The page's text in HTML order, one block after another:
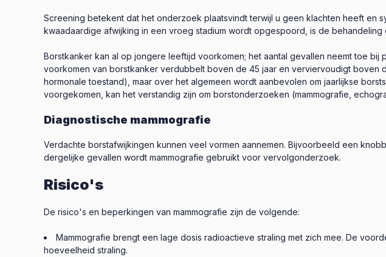
Screening betekent dat het onderzoek plaatsvindt terwijl u geen klachten heeft en
kwaadaardige afwijking in een vroeg stadium wordt opgespoord, is de
Borstkanker kan al op jongere leeftijd voorkomen; het aantal gevallen neemt toe
voorkomen van borstkanker verdubbelt boven de 45 jaar en verviervoudigt boven
hormonale toestand), maar over het algemeen wordt aanbevolen om jaarlijkse
voorgekomen, kan het verstandig zijn om borstonderzoeken (mammografie,
Diagnostische mammografie
Verdachte borstafwijkingen kunnen veel vormen aannemen. Bijvoorbeeld een
dergelijke gevallen wordt mammografie gebruikt voor vervolgonderzoek.
Risico's
De risico's en beperkingen van mammografie zijn de volgende:
Mammografie brengt een lage dosis radioactieve straling met zich mee. De
hoeveelheid straling.